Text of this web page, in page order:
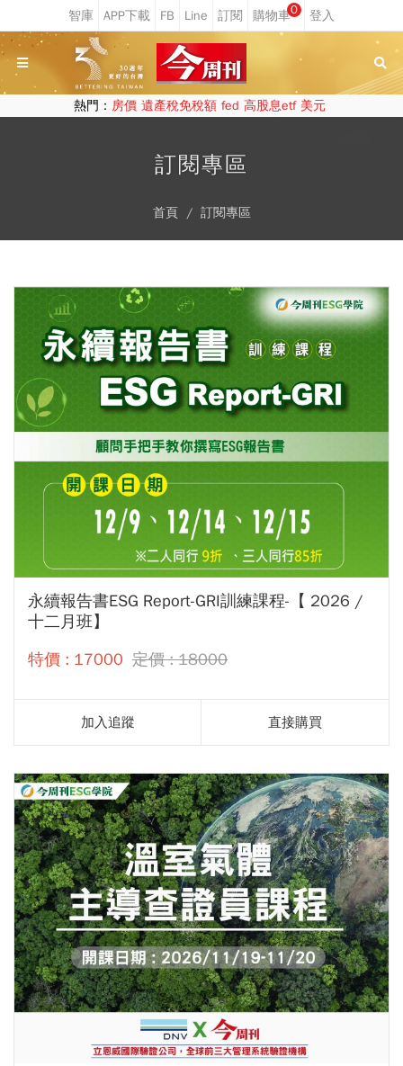
0
熱門： 房價 遺產稅免稅額 fed 高股息etf 美元
訂閱專區
首頁 訂閱專區
永續報告書ESG Report-GRI訓練課程-【 2026 /
十二月班】
特價 : 17000 定價 : 18000
加入追蹤 直接購買